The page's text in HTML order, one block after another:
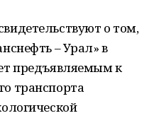
о том,
– Урал» в
предъявляемым к
транспорта